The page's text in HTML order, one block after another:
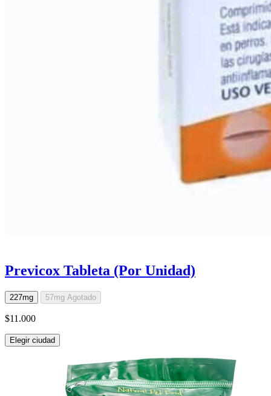
Previcox Tableta (Por Unidad)
227mg 57mg Agotado
$11.000
Elegir ciudad